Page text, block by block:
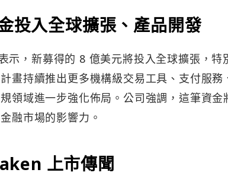
投入全球擴張、產品開發
示，新募得的 8 億美元將投入全球擴張，
畫持續推出更多機構級交易工具、支付服
領域進一步強化佈局。公司強調，這筆資
融市場的影響力。
上市傳聞